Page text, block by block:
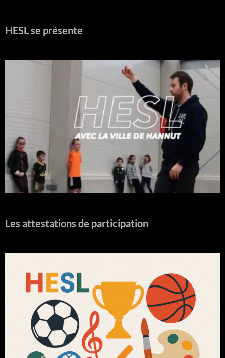
HESL se présente
Les attestations de participation